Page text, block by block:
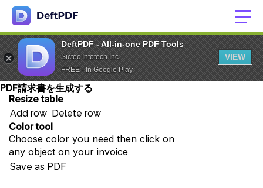
DeftPDF - All-in-one PDF Tools
Sictec Infotech Inc.
FREE - In Google Play
VIEW
PDF請求書を生成する
Resize table
Add row Delete row
Color tool
Choose color you need then click on
any object on your invoice
Save as PDF